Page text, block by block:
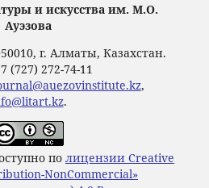
и искусства им. М.О.
Ауэзова
г. Алматы, Казахстан.
(727) 272-74-11
,
.
по лицензии Creative
NonCommercial»